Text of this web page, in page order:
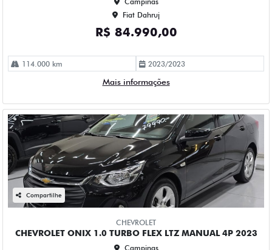
CHEVROLET ONIX 1.0 TURBO FLEX LTZ MANUAL 4P 2023
Fiat Dahruj
R$ 79.990,00
78.000 km 2022/2023
Mais informações